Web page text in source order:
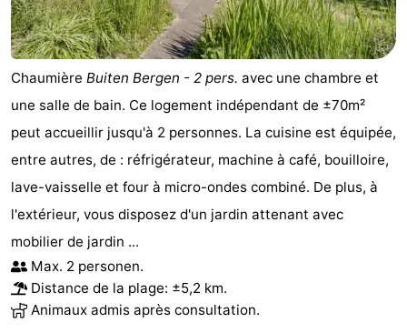
Chaumière Buiten Bergen - 2 pers. avec une chambre et
une salle de bain. Ce logement indépendant de ±70m²
peut accueillir jusqu'à 2 personnes. La cuisine est équipée,
entre autres, de : réfrigérateur, machine à café, bouilloire,
lave-vaisselle et four à micro-ondes combiné. De plus, à
l'extérieur, vous disposez d'un jardin attenant avec
mobilier de jardin ...
Max. 2 personen.
Distance de la plage: ±5,2 km.
Animaux admis après consultation.